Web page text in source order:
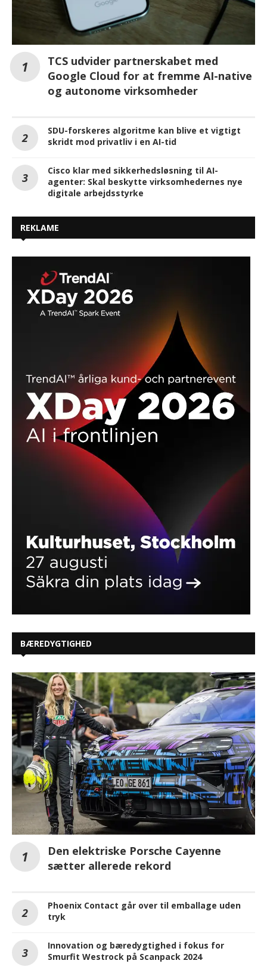
TCS udvider partnerskabet med
Google Cloud for at fremme AI-native
og autonome virksomheder
SDU-forskeres algoritme kan blive et vigtigt
skridt mod privatliv i en AI-tid
Cisco klar med sikkerhedsløsning til AI-
agenter: Skal beskytte virksomhedernes nye
digitale arbejdsstyrke
REKLAME
BÆREDYGTIGHED
Den elektriske Porsche Cayenne
sætter allerede rekord
Phoenix Contact går over til emballage uden
tryk
Innovation og bæredygtighed i fokus for
Smurfit Westrock på Scanpack 2024